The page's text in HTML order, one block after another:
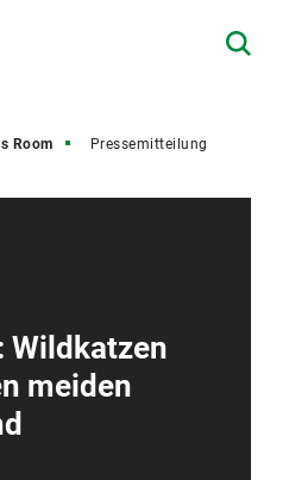
Room Pressemitteilung
Wildkatzen
meiden